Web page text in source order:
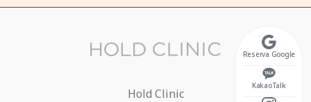
Reserva Google
KakaoTalk
Hold Clinic